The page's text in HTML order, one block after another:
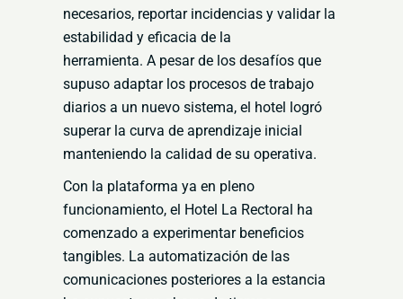
necesarios, reportar incidencias y validar la
estabilidad y eficacia de la
herramienta. A pesar de los desafíos que
supuso adaptar los procesos de trabajo
diarios a un nuevo sistema, el hotel logró
superar la curva de aprendizaje inicial
manteniendo la calidad de su operativa.
Con la plataforma ya en pleno
funcionamiento, el Hotel La Rectoral ha
comenzado a experimentar beneficios
tangibles. La automatización de las
comunicaciones posteriores a la estancia